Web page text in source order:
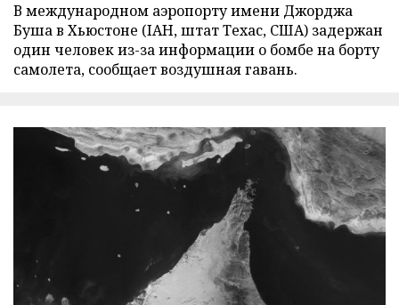
В международном аэропорту имени Джорджа
Буша в Хьюстоне (IAH, штат Техас, США) задержан
один человек из-за информации о бомбе на борту
самолета, сообщает воздушная гавань.